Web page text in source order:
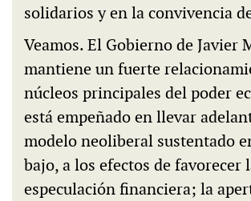
solidarios y en la convivencia
Veamos. El Gobierno de Javier
mantiene un fuerte
núcleos principales del poder
está empeñado en llevar
modelo neoliberal sustentado
bajo, a los efectos de favorecer
especulación financiera; la